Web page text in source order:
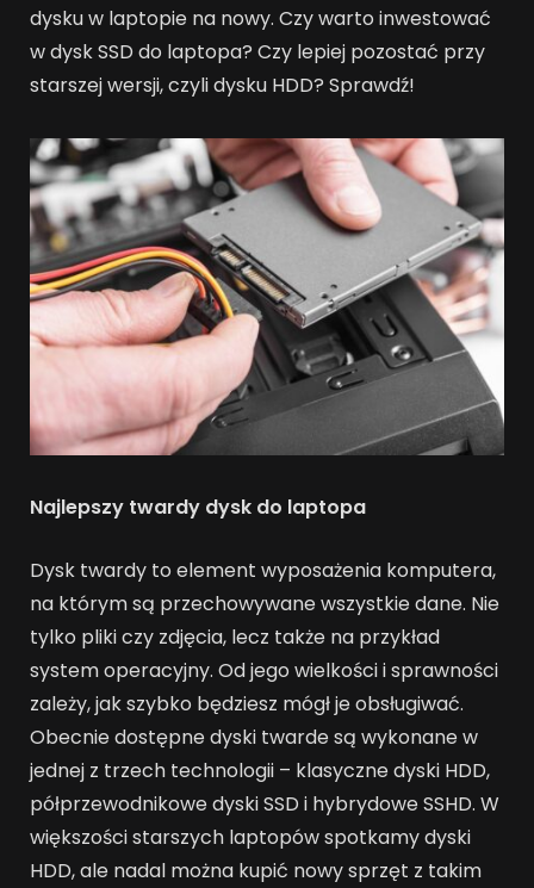
dysku w laptopie na nowy. Czy warto inwestować
w dysk SSD do laptopa? Czy lepiej pozostać przy
starszej wersji, czyli dysku HDD? Sprawdź!
Najlepszy twardy dysk do laptopa
Dysk twardy to element wyposażenia komputera,
na którym są przechowywane wszystkie dane. Nie
tylko pliki czy zdjęcia, lecz także na przykład
system operacyjny. Od jego wielkości i sprawności
zależy, jak szybko będziesz mógł je obsługiwać.
Obecnie dostępne dyski twarde są wykonane w
jednej z trzech technologii – klasyczne dyski HDD,
półprzewodnikowe dyski SSD i hybrydowe SSHD. W
większości starszych laptopów spotkamy dyski
HDD, ale nadal można kupić nowy sprzęt z takim